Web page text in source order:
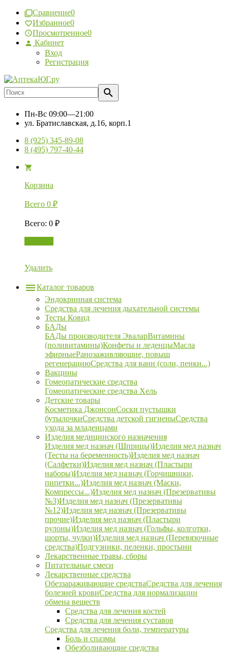
Сравнение0
Избранное0
Просмотренное0
Кабинет
Вход
Регистрация
Пн-Вс 09:00—21:00
ул. Братиславская, д.16, корп.1
8 (925) 345-89-08
8 (495) 797-40-44
Корзина
Всего 0 ₽
Всего: 0 ₽
Удалить
Каталог товаров
Эндокринная система
Средства для лечения дыхательной системы
Тесты Ковид
БАДы
БАДы производителя ЭваларВитамины
(поливитамины)Конфеты и леденцыМасла
эфирныеРанозаживляющие, повыш
регенерациюСредства для ванн (соли, пенки...)
Вакцины
Гомеопатические средства
Гомеопатические средства Хель
Детские товары
Косметика ДжонсонСоски пустышки
бутылочкиСредства детской гигиеныСредства
ухода за младенцами
Изделия медицинского назначения
Изделия мед назнач (Шприцы)Изделия мед назнач
(Тесты на беременность)Изделия мед назнач
(Салфетки)Изделия мед назнач (Пластыри
наборы)Изделия мед назнач (Горчишники,
пипетки...)Изделия мед назнач (Маски,
Компрессы...)Изделия мед назнач (Презервативы
№3)Изделия мед назнач (Презервативы
№12)Изделия мед назнач (Презервативы
прочие)Изделия мед назнач (Пластыри
рулоны)Изделия мед назнач (Гольфы, колготки,
шорты, чулки)Изделия мед назнач (Перевязочные
средства)Подгузники, пеленки, простыни
Лекарственные травы, сборы
Питательные смеси
Лекарственные средства
Обеззараживающие средстваСредства для лечения
болезней кровиСредства для нормализации
обмена веществ
Средства для лечения костей
Средства для лечения суставов
Средства для лечения боли, температуры
Боль и спазмы
Обезболивающие средства